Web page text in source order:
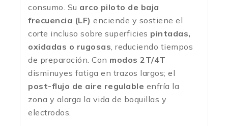
consumo. Su arco piloto de baja
frecuencia (LF) enciende y sostiene el
corte incluso sobre superficies pintadas,
oxidadas o rugosas, reduciendo tiempos
de preparación. Con modos 2T/4T
disminuyes fatiga en trazos largos; el
post-flujo de aire regulable enfría la
zona y alarga la vida de boquillas y
electrodos.